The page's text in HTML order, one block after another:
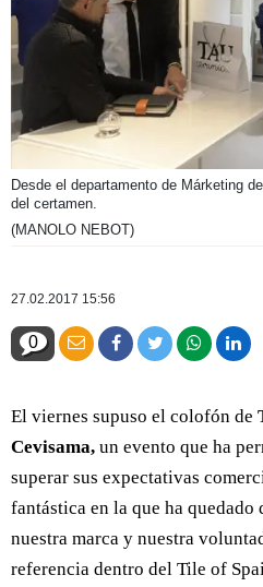
Desde el departamento de Márketing
del certamen.
(MANOLO NEBOT)
27.02.2017 15:56
0
El viernes supuso el colofón de
Cevisama, un evento que ha
superar sus expectativas
fantástica en la que ha
nuestra marca y nuestra
referencia dentro del Tile of